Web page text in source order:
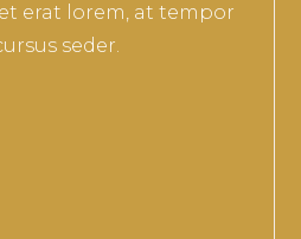
erat lorem, at tempor
seder.